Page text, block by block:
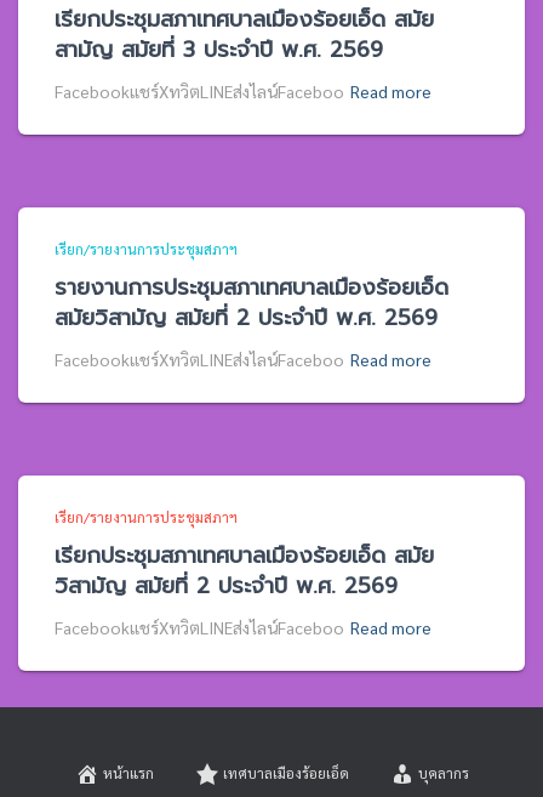
เรียกประชุมสภาเทศบาลเมืองร้อยเอ็ด สมัย
สามัญ สมัยที่ 3 ประจำปี พ.ศ. 2569
Facebookแชร์XทวิตLINEส่งไลน์Faceboo Read more
เรียก/รายงานการประชุมสภาฯ
รายงานการประชุมสภาเทศบาลเมืองร้อยเอ็ด
สมัยวิสามัญ สมัยที่ 2 ประจำปี พ.ศ. 2569
Facebookแชร์XทวิตLINEส่งไลน์Faceboo Read more
เรียก/รายงานการประชุมสภาฯ
เรียกประชุมสภาเทศบาลเมืองร้อยเอ็ด สมัย
วิสามัญ สมัยที่ 2 ประจำปี พ.ศ. 2569
Facebookแชร์XทวิตLINEส่งไลน์Faceboo Read more
หน้าแรก เทศบาลเมืองร้อยเอ็ด บุคลากร